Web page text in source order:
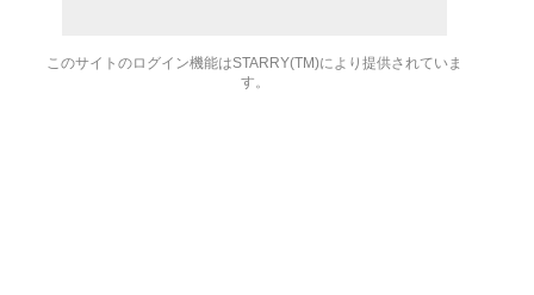
このサイトのログイン機能はSTARRY(TM)により提供されていま
す。